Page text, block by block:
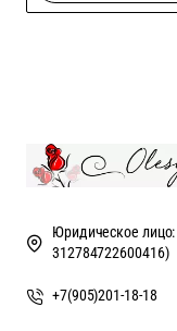
Юридическое
312784722600416)
+7(905)201-18-18